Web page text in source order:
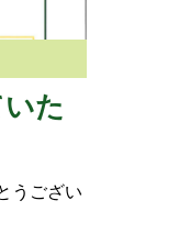
た
うござい